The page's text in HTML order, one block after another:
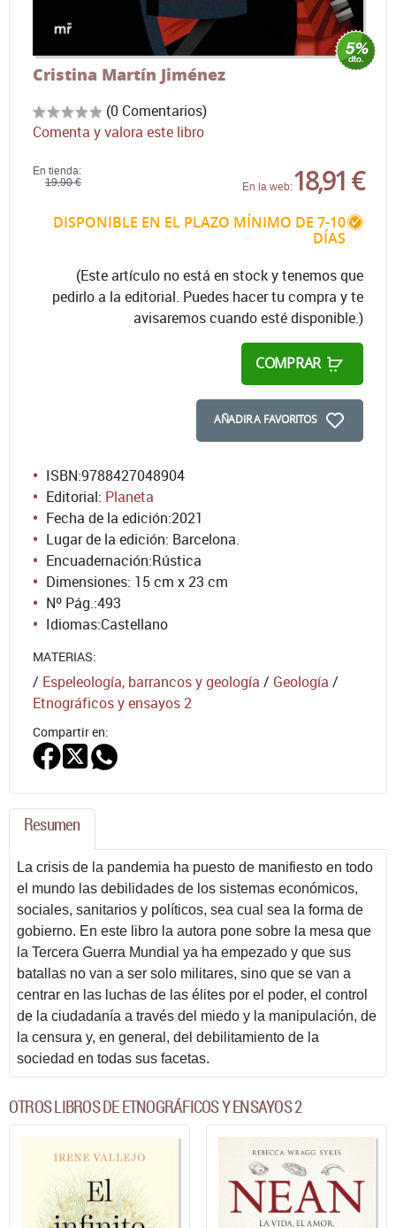
Cristina Martín Jiménez
(0 Comentarios)
Comenta y valora este libro
En tienda:
19,90 €
En la web:18,91 €
DISPONIBLE EN EL PLAZO MÍNIMO DE 7-10
DÍAS
(Este artículo no está en stock y tenemos que
pedirlo a la editorial. Puedes hacer tu compra y te
avisaremos cuando esté disponible.)
COMPRAR
AÑADIR A FAVORITOS
ISBN:9788427048904
Editorial: Planeta
Fecha de la edición:2021
Lugar de la edición: Barcelona.
Encuadernación:Rústica
Dimensiones: 15 cm x 23 cm
Nº Pág.:493
Idiomas:Castellano
MATERIAS:
/ Espeleología, barrancos y geología / Geología /
Etnográficos y ensayos 2
Compartir en:
Resumen
La crisis de la pandemia ha puesto de manifiesto en todo
el mundo las debilidades de los sistemas económicos,
sociales, sanitarios y políticos, sea cual sea la forma de
gobierno. En este libro la autora pone sobre la mesa que
la Tercera Guerra Mundial ya ha empezado y que sus
batallas no van a ser solo militares, sino que se van a
centrar en las luchas de las élites por el poder, el control
de la ciudadanía a través del miedo y la manipulación, de
la censura y, en general, del debilitamiento de la
sociedad en todas sus facetas.
OTROS LIBROS DE ETNOGRÁFICOS Y ENSAYOS 2